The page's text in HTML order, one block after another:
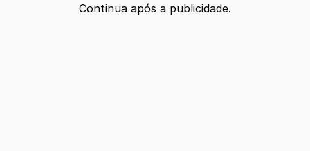
Continua após a publicidade.